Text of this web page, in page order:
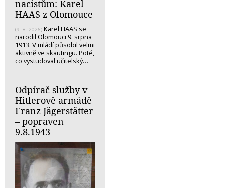
nacistům: Karel
HAAS z Olomouce
(9. 8. 2026) Karel HAAS se
narodil Olomouci 9. srpna
1913. V mládí působil velmi
aktivně ve skautingu. Poté,
co vystudoval učitelský…
Odpírač služby v
Hitlerově armádě
Franz Jägerstätter
– popraven
9.8.1943